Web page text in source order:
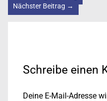
Nächster Beitrag →
Schreibe einen
Deine E-Mail-Adresse